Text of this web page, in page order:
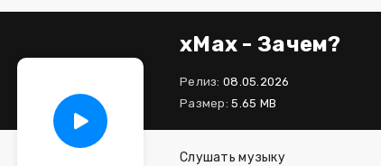
xMax - Зачем?
Релиз: 08.05.2026
Размер: 5.65 MB
Слушать музыку